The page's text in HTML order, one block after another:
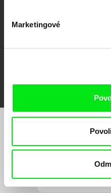
Marketingové
Chcete být
filmovém